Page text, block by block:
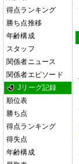
得点ランキング
勝ち点推移
年齢構成
スタッフ
関係者ニュース
関係者エピソード
Jリーグ記録
順位表
勝ち点
得点ランキング
得失点
年齢構成